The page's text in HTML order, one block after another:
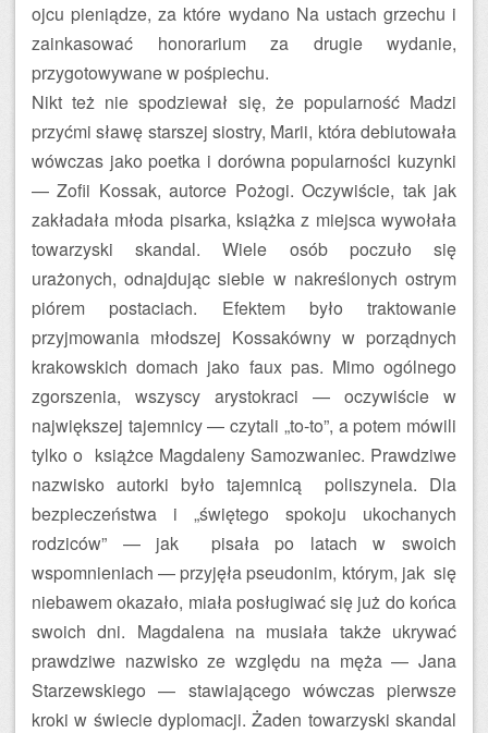
ojcu pieniądze, za które wydano Na ustach grzechu i
zainkasować honorarium za drugie wydanie,
przygotowywane w pośpiechu.
Nikt też nie spodziewał się, że popularność Madzi
przyćmi sławę starszej siostry, Marii, która debiutowała
wówczas jako poetka i dorówna popularności kuzynki
— Zofii Kossak, autorce Pożogi. Oczywiście, tak jak
zakładała młoda pisarka, książka z miejsca wywołała
towarzyski skandal. Wiele osób poczuło się
urażonych, odnajdując siebie w nakreślonych ostrym
piórem postaciach. Efektem było traktowanie
przyjmowania młodszej Kossakówny w porządnych
krakowskich domach jako faux pas. Mimo ogólnego
zgorszenia, wszyscy arystokraci — oczywiście w
największej tajemnicy — czytali „to-to”, a potem mówili
tylko o książce Magdaleny Samozwaniec. Prawdziwe
nazwisko autorki było tajemnicą poliszynela. Dla
bezpieczeństwa i „świętego spokoju ukochanych
rodziców” — jak pisała po latach w swoich
wspomnieniach — przyjęła pseudonim, którym, jak się
niebawem okazało, miała posługiwać się już do końca
swoich dni. Magdalena na musiała także ukrywać
prawdziwe nazwisko ze względu na męża — Jana
Starzewskiego — stawiającego wówczas pierwsze
kroki w świecie dyplomacji. Żaden towarzyski skandal